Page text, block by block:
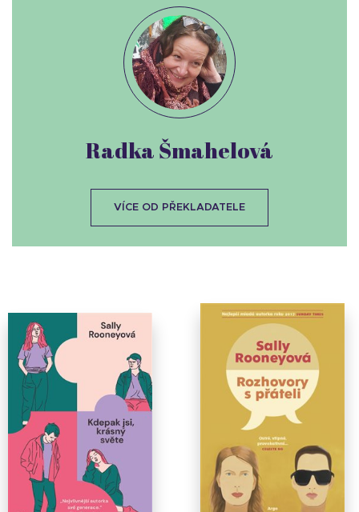
Radka Šmahelová
VÍCE OD PŘEKLADATELE